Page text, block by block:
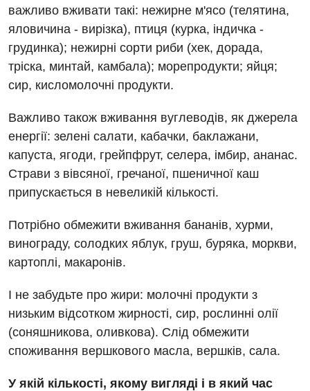
Онкологічне відділлення
Оториноларингологія
Офтальмологічне відділення
Проктологія
Пульмонологія
Ревматологія
Судинна хірургія
Терапевтичне відділення
Терапія
Травматологічне відділення
Травматологія і ортопедія
Урологічне відділення
Урологія
важливо вживати такі: нежирне м'ясо (телятина,
яловичина - вирізка), птиця (курка, індичка -
грудинка); нежирні сорти риби (хек, дорада,
тріска, минтай, камбала); морепродукти; яйця;
сир, кисломолочні продукти.
Важливо також вживання вуглеводів, як джерела
енергії: зелені салати, кабачки, баклажани,
капуста, ягоди, грейпфрут, селера, імбир, ананас.
Страви з вівсяної, гречаної, пшеничної каш
припускається в невеликій кількості.
Потрібно обмежити вживання бананів, хурми,
винограду, солодких яблук, груш, буряка, моркви,
картоплі, макаронів.
І не забудьте про жири: молочні продукти з
низьким відсотком жирності, сир, рослинні олії
(соняшникова, оливкова). Слід обмежити
споживання вершкового масла, вершків, сала.
У якій кількості, якому вигляді і в який час